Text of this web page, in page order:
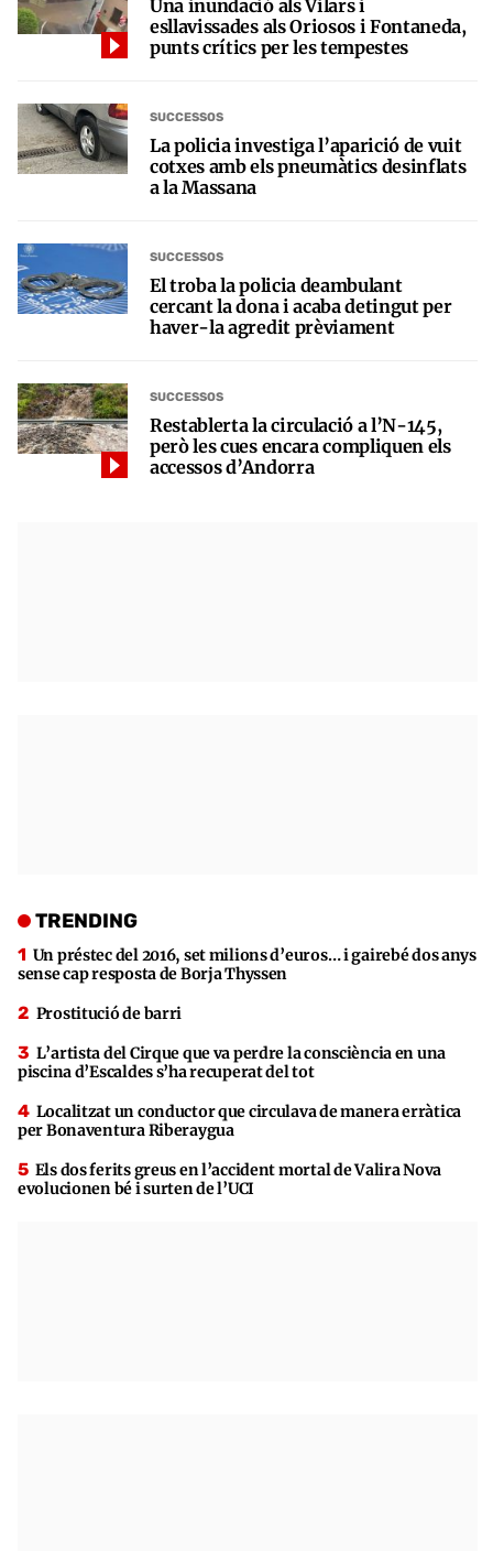
Una inundació als Vilars i
esllavissades als Oriosos i Fontaneda,
punts crítics per les tempestes
SUCCESSOS
La policia investiga l’aparició de vuit
cotxes amb els pneumàtics desinflats
a la Massana
SUCCESSOS
El troba la policia deambulant
cercant la dona i acaba detingut per
haver-la agredit prèviament
SUCCESSOS
Restablerta la circulació a l’N-145,
però les cues encara compliquen els
accessos d’Andorra
TRENDING
Un préstec del 2016, set milions d’euros… i gairebé dos anys
sense cap resposta de Borja Thyssen
Prostitució de barri
L’artista del Cirque que va perdre la consciència en una
piscina d’Escaldes s’ha recuperat del tot
Localitzat un conductor que circulava de manera erràtica
per Bonaventura Riberaygua
Els dos ferits greus en l’accident mortal de Valira Nova
evolucionen bé i surten de l’UCI